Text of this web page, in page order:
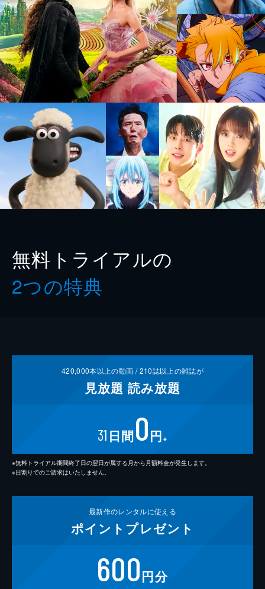
無料トライアルの
2つの特典
420,000本以上の動画 /210誌以上の雑誌が
見放題 読み放題
31 日間0円 ※
※無料トライアル期間終了日の翌日が属する月から月額料金が発生します。
※日割りでのご請求はいたしません。
最新作のレンタルに使える
ポイント プレゼント
600円分